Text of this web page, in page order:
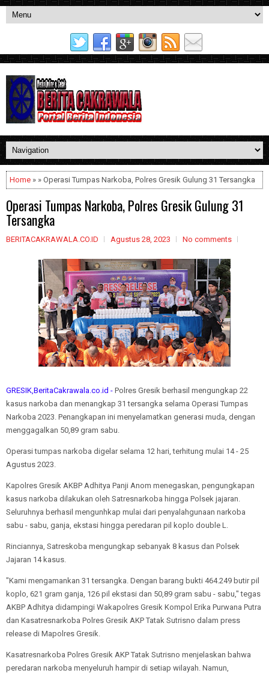
Home » » Operasi Tumpas Narkoba, Polres Gresik Gulung 31 Tersangka
Operasi Tumpas Narkoba, Polres Gresik Gulung 31
Tersangka
BERITACAKRAWALA.CO.ID Agustus 28, 2023 No comments
GRESIK,BeritaCakrawala.co.id - Polres Gresik berhasil mengungkap 22
kasus narkoba dan menangkap 31 tersangka selama Operasi Tumpas
Narkoba 2023. Penangkapan ini menyelamatkan generasi muda, dengan
menggagalkan 50,89 gram sabu.
Operasi tumpas narkoba digelar selama 12 hari, terhitung mulai 14 - 25
Agustus 2023.
Kapolres Gresik AKBP Adhitya Panji Anom menegaskan, pengungkapan
kasus narkoba dilakukan oleh Satresnarkoba hingga Polsek jajaran.
Seluruhnya berhasil mengunhkap mulai dari penyalahgunaan narkoba
sabu - sabu, ganja, ekstasi hingga peredaran pil koplo double L.
Rinciannya, Satreskoba mengungkap sebanyak 8 kasus dan Polsek
Jajaran 14 kasus.
"Kami mengamankan 31 tersangka. Dengan barang bukti 464.249 butir pil
koplo, 621 gram ganja, 126 pil ekstasi dan 50,89 gram sabu - sabu," tegas
AKBP Adhitya didampingi Wakapolres Gresik Kompol Erika Purwana Putra
dan Kasatresnarkoba Polres Gresik AKP Tatak Sutrisno dalam press
release di Mapolres Gresik.
Kasatresnarkoba Polres Gresik AKP Tatak Sutrisno menjelaskan bahwa
peredaran narkoba menyeluruh hampir di setiap wilayah. Namun,